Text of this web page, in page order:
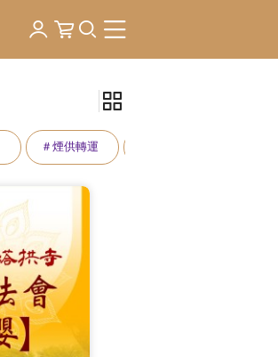
＃煙供轉運